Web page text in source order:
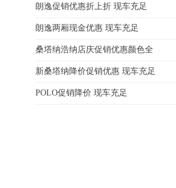
朗逸促销优惠折上折 现车充足
朗逸两厢现金优惠 现车充足
桑塔纳浩纳店庆促销优惠颜色全
新桑塔纳降价促销优惠 现车充足
POLO促销降价 现车充足